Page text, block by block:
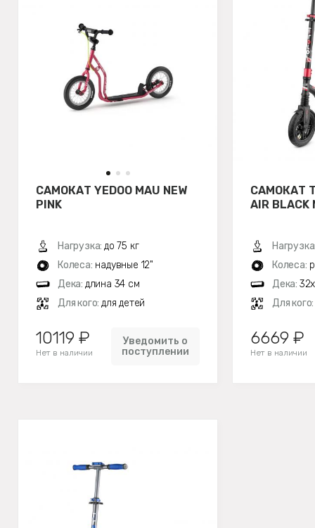
САМОКАТ YEDOO MAU NEW
PINK
Нагрузка: до 75 кг
Колеса: надувные 12"
Дека: длина 34 см
Для кого: для детей
10119 ₽
Нет в наличии
Уведомить о
поступлении
САМОКАТ
AIR BLACK
Колеса:
Дека:
Для кого:
6669 ₽
Нет в наличии